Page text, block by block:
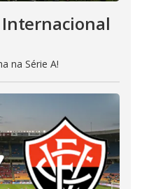
Internacional
na Série A!